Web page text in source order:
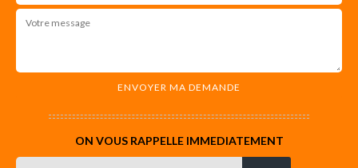
ON VOUS RAPPELLE IMMEDIATEMENT